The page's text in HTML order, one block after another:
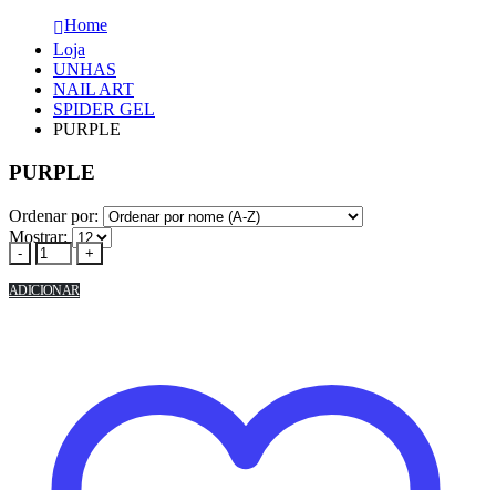
Home
Loja
UNHAS
NAIL ART
SPIDER GEL
PURPLE
PURPLE
Ordenar por:
Mostrar:
- +
ADICIONAR